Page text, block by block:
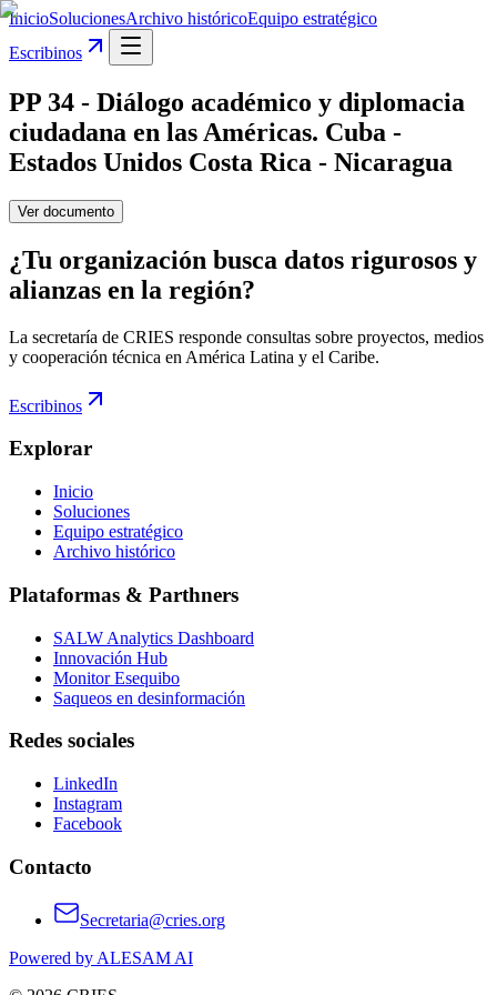
InicioSolucionesArchivo históricoEquipo estratégico
Escribinos
PP 34 - Diálogo académico y diplomacia
ciudadana en las Américas. Cuba -
Estados Unidos Costa Rica - Nicaragua
Ver documento
¿Tu organización busca datos rigurosos y
alianzas en la región?
La secretaría de CRIES responde consultas sobre proyectos, medios
y cooperación técnica en América Latina y el Caribe.
Escribinos
Explorar
Inicio
Soluciones
Equipo estratégico
Archivo histórico
Plataformas & Parthners
SALW Analytics Dashboard
Innovación Hub
Monitor Esequibo
Saqueos en desinformación
Redes sociales
LinkedIn
Instagram
Facebook
Contacto
Secretaria@cries.org
Powered by ALESAM AI